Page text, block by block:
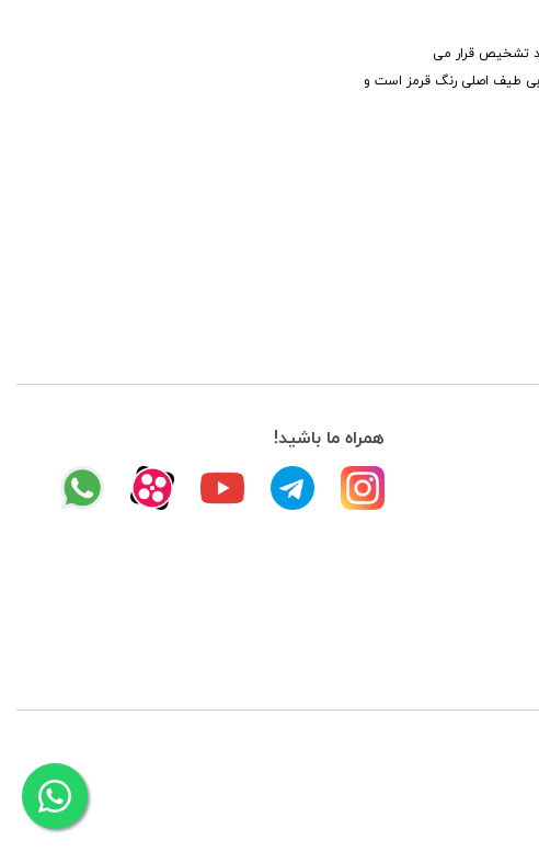
تشخیص قرار می
طیف اصلی رنگ قرمز است و
همراه ما باشید!